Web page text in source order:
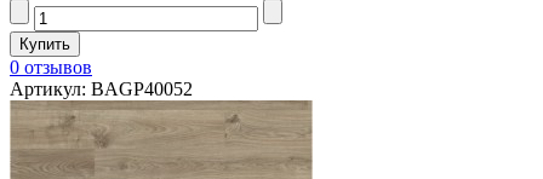
0 отзывов
Артикул: BAGP40052